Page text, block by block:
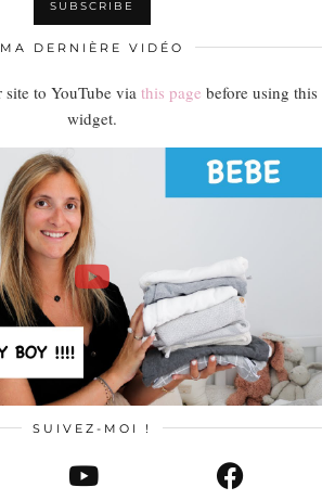
MA DERNIÈRE VIDÉO
site to YouTube via this page before using this
widget.
SUIVEZ-MOI !